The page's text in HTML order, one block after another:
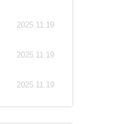
2025.11.19
2025.11.19
2025.11.19